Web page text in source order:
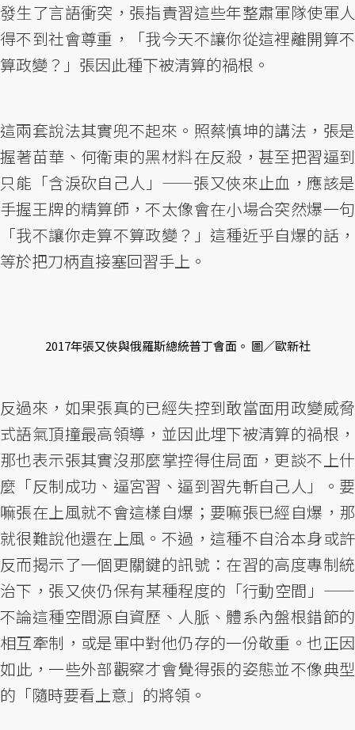
發生了言語衝突，張指責習這些年整肅軍隊使軍人
得不到社會尊重，「我今天不讓你從這裡離開算不
算政變？」張因此種下被清算的禍根。
這兩套說法其實兜不起來。照蔡慎坤的講法，張是
握著苗華、何衛東的黑材料在反殺，甚至把習逼到
只能「含淚砍自己人」——張又俠來止血，應該是
手握王牌的精算師，不太像會在小場合突然爆一句
「我不讓你走算不算政變？」這種近乎自爆的話，
等於把刀柄直接塞回習手上。
2017年張又俠與俄羅斯總統普丁會面。 圖／歐新社
反過來，如果張真的已經失控到敢當面用政變威脅
式語氣頂撞最高領導，並因此埋下被清算的禍根，
那也表示張其實沒那麼掌控得住局面，更談不上什
麼「反制成功、逼宮習、逼到習先斬自己人」。要
嘛張在上風就不會這樣自爆；要嘛張已經自爆，那
就很難說他還在上風。不過，這種不自洽本身或許
反而揭示了一個更關鍵的訊號：在習的高度專制統
治下，張又俠仍保有某種程度的「行動空間」——
不論這種空間源自資歷、人脈、體系內盤根錯節的
相互牽制，或是軍中對他仍存的一份敬重。也正因
如此，一些外部觀察才會覺得張的姿態並不像典型
的「隨時要看上意」的將領。